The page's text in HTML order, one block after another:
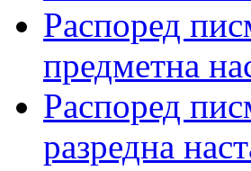
Распоред
предметна
Распоред
разредна